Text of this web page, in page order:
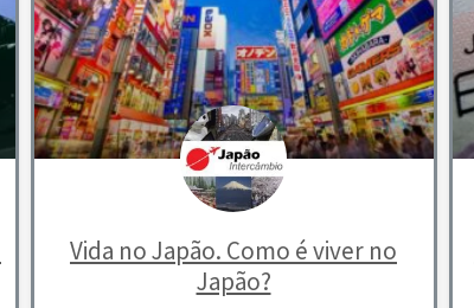
Vida no Japão. Como é viver no
Japão?